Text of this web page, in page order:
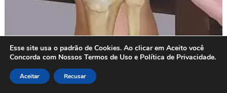
Esse site usa o padrão de Cookies. Ao clicar em Aceito você
Concorda com Nossos Termos de Uso e Política de Privacidade.
Aceitar Recusar